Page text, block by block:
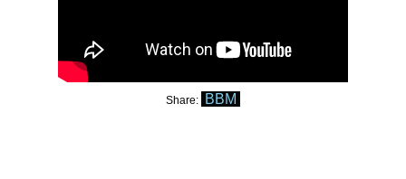
Share: BBM